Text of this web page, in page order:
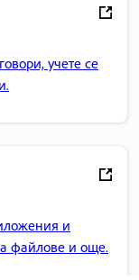
учете се
и
файлове и още.